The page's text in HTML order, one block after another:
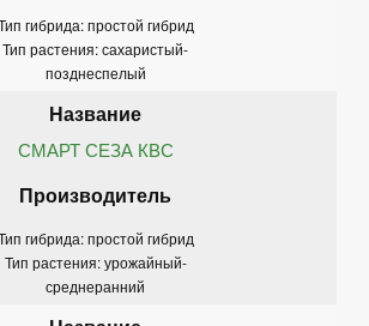
гибрида: простой гибрид
Тип растения: сахаристый-
позднеспелый
СМАРТ СЕЗА КВС
гибрида: простой гибрид
Тип растения: урожайный-
среднеранний